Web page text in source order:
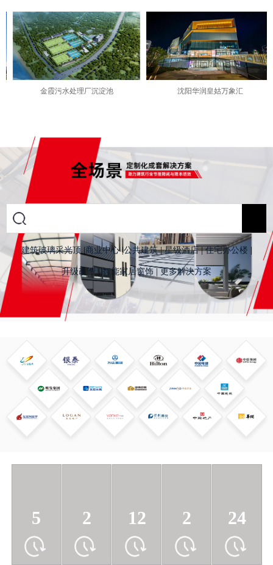
金霞污水处理厂沉淀池 沈阳华润皇姑万象汇
建筑玻璃采光顶 |商业中心 |公共建筑 | 星级酒店 | 住宅办公楼
升级改造 | 智能家居窗饰 更多解决方案
5 2 12 2 24